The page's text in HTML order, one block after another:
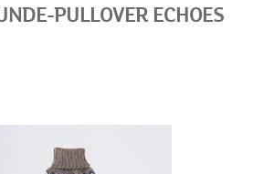
PULLOVER ECHOES